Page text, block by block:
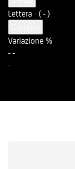
Lettera - ( - )
Variazione %
- -
-